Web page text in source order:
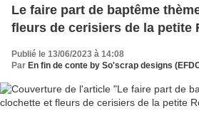
Le faire part de baptême
fleurs de cerisiers de la petite
Publié le 13/06/2023 à 14:08
Par En fin de conte by So'scrap designs